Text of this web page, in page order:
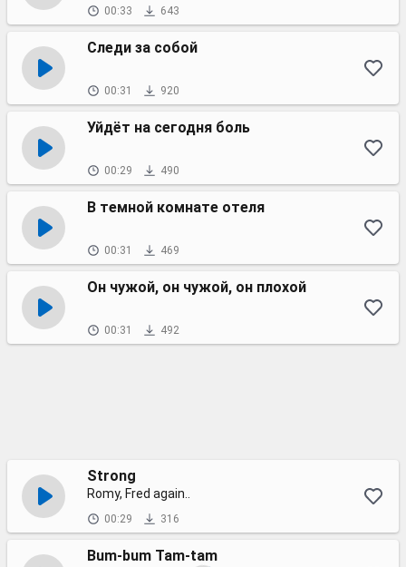
00:33 643
Следи за собой
00:31 920
Уйдёт на сегодня боль
00:29 490
В темной комнате отеля
00:31 469
Он чужой, он чужой, он плохой
00:31 492
Strong
Romy, Fred again..
00:29 316
Bum-bum Tam-tam